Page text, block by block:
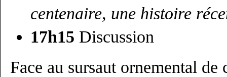
centenaire, une histoire
17h15 Discussion
Face au sursaut ornemental de